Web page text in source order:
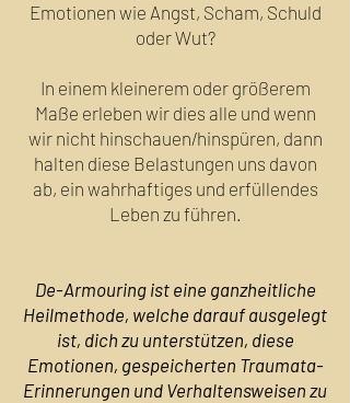
Emotionen wie Angst, Scham, Schuld
oder Wut?
In einem kleinerem oder größerem
Maße erleben wir dies alle und wenn
wir nicht hinschauen/hinspüren, dann
halten diese Belastungen uns davon
ab, ein wahrhaftiges und erfüllendes
Leben zu führen.
De-Armouring ist eine ganzheitliche
Heilmethode, welche darauf ausgelegt
ist, dich zu unterstützen, diese
Emotionen, gespeicherten Traumata-
Erinnerungen und Verhaltensweisen zu